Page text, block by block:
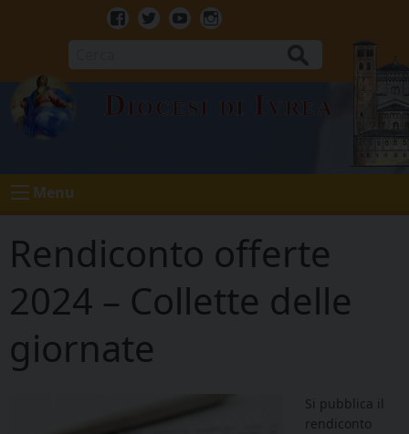
Facebook
TwitterYoutubeInstagram
Diocesi di Ivrea
Menu
Rendiconto offerte
2024 – Collette delle
giornate
Si pubblica il
rendiconto